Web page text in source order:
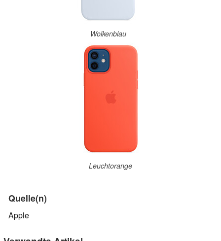
Wolkenblau
Leuchtorange
Quelle(n)
Apple